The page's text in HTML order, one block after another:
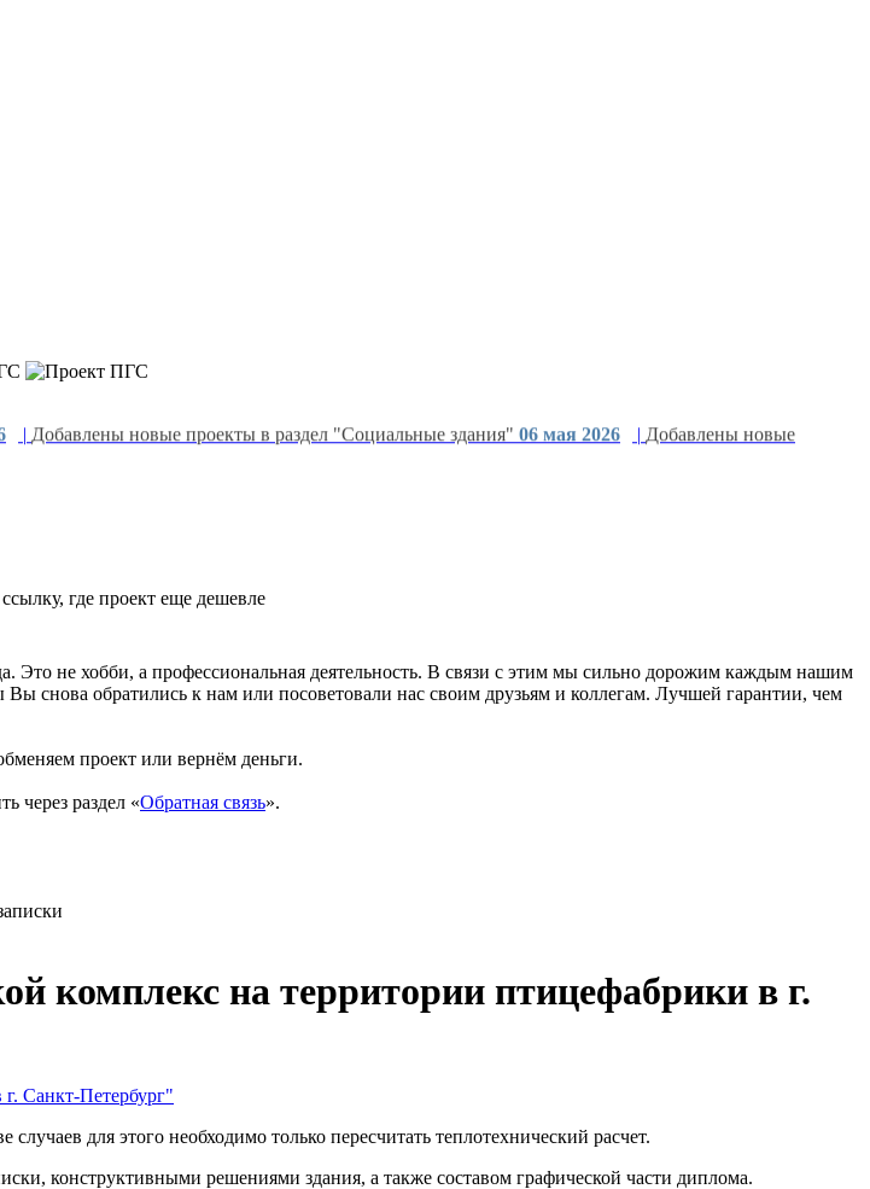
здания"
где проект еще дешевле
не хобби, а профессиональная деятельность. В связи с этим мы сильно дорожим каждым нашим
снова обратились к нам или посоветовали нас своим друзьям и коллегам. Лучшей гарантии, чем
проект или вернём деньги.
через раздел «Обратная связь».
комплекс на территории птицефабрики в г.
для этого необходимо только пересчитать теплотехнический расчет.
конструктивными решениями здания, а также составом графической части диплома.